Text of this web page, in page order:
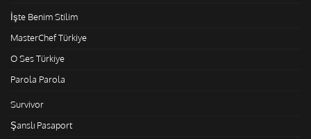
İşte Benim Stilim
MasterChef Türkiye
O Ses Türkiye
Parola Parola
Survivor
Şanslı Pasaport